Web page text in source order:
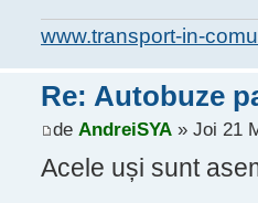
www.transport-in-
Re: Autobuze
de AndreiSYA» Joi 21
Acele uși sunt